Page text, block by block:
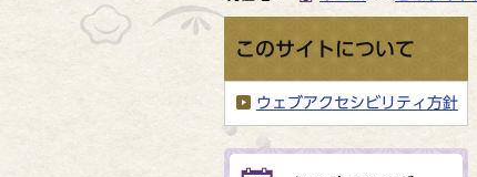
このサイトについて
ウェブアクセシビリティ方針